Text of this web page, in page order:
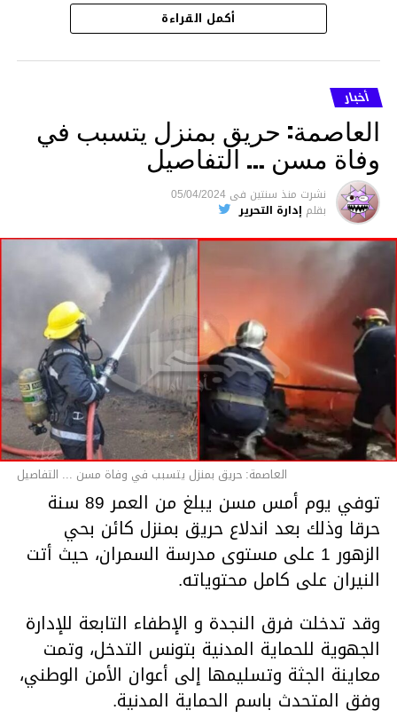
هذا وقد تمكن أعوان مركز الأمن الوطني بحي
هلال في توقيت قياسي من محاصرة المشتبه به
والقبض عليه وإحالته على التحقيق في خصوص
ما نُسبه إليه.
متابعة
قسم الاخبار
أكمل القراءة
أخبار
العاصمة: حريق بمنزل يتسبب في
وفاة مسن … التفاصيل
نشرت منذ سنتين فى 05/04/2024
بقلم إدارة التحرير
العاصمة: حريق بمنزل يتسبب في وفاة مسن ... التفاصيل
توفي يوم أمس مسن يبلغ من العمر 89 سنة
حرقا وذلك بعد اندلاع حريق بمنزل كائن بحي
الزهور 1 على مستوى مدرسة السمران، حيث أتت
النيران على كامل محتوياته.
وقد تدخلت فرق النجدة و الإطفاء التابعة للإدارة
الجهوية للحماية المدنية بتونس التدخل، وتمت
معاينة الجثة وتسليمها إلى أعوان الأمن الوطني،
وفق المتحدث باسم الحماية المدنية.